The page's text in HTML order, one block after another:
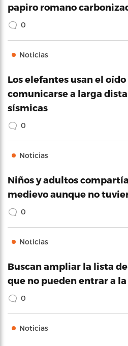
papiro romano
0
Noticias
Los elefantes usan el
comunicarse a larga
sísmicas
0
Noticias
Niños y adultos
medievo aunque no
0
Noticias
Buscan ampliar la lista
que no pueden entrar a la
0
Noticias